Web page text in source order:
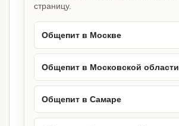
страницу.
Общепит в Москве
Общепит в Московской области
Общепит в Самаре